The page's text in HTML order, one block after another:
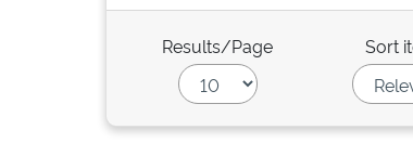
Results/Page Sort